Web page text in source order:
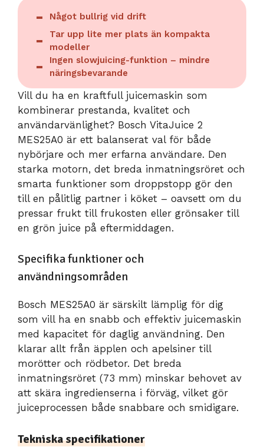
Något bullrig vid drift
Tar upp lite mer plats än kompakta
modeller
Ingen slowjuicing-funktion – mindre
näringsbevarande
Vill du ha en kraftfull juicemaskin som
kombinerar prestanda, kvalitet och
användarvänlighet? Bosch VitaJuice 2
MES25A0 är ett balanserat val för både
nybörjare och mer erfarna användare. Den
starka motorn, det breda inmatningsröret och
smarta funktioner som droppstopp gör den
till en pålitlig partner i köket – oavsett om du
pressar frukt till frukosten eller grönsaker till
en grön juice på eftermiddagen.
Specifika funktioner och
användningsområden
Bosch MES25A0 är särskilt lämplig för dig
som vill ha en snabb och effektiv juicemaskin
med kapacitet för daglig användning. Den
klarar allt från äpplen och apelsiner till
morötter och rödbetor. Det breda
inmatningsröret (73 mm) minskar behovet av
att skära ingredienserna i förväg, vilket gör
juiceprocessen både snabbare och smidigare.
Tekniska specifikationer